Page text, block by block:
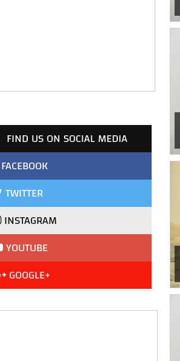
FIND US ON SOCIAL MEDIA
FACEBOOK
TWITTER
INSTAGRAM
YOUTUBE
GOOGLE+